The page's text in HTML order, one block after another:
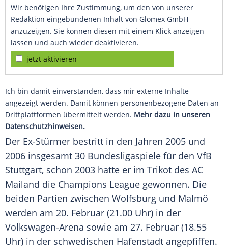
Wir benötigen Ihre Zustimmung, um den von unserer
Redaktion eingebundenen Inhalt von Glomex GmbH
anzuzeigen. Sie können diesen mit einem Klick anzeigen
lassen und auch wieder deaktivieren.
jetzt aktivieren
Ich bin damit einverstanden, dass mir externe Inhalte
angezeigt werden. Damit können personenbezogene Daten an
Drittplattformen übermittelt werden. Mehr dazu in unseren
Datenschutzhinweisen.
Der Ex-Stürmer bestritt in den Jahren 2005 und
2006 insgesamt 30 Bundesligaspiele für den VfB
Stuttgart, schon 2003 hatte er im Trikot des AC
Mailand die Champions League gewonnen. Die
beiden Partien zwischen Wolfsburg und Malmö
werden am 20. Februar (21.00 Uhr) in der
Volkswagen-Arena sowie am 27. Februar (18.55
Uhr) in der schwedischen Hafenstadt angepfiffen.